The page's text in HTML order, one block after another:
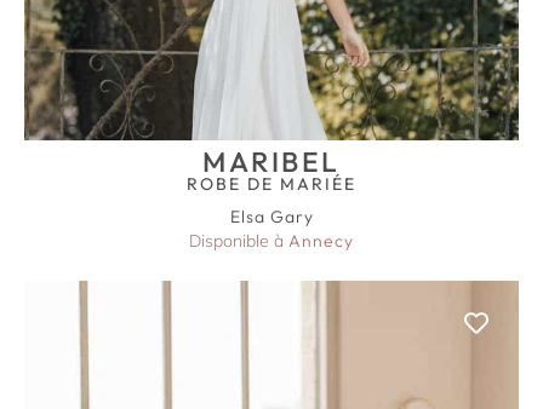
MARIBEL
ROBE DE MARIÉE
Elsa Gary
Disponible à Annecy